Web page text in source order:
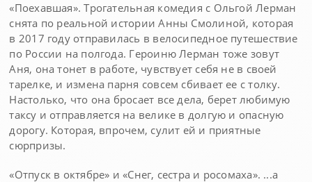
«Поехавшая». Трогательная комедия с Ольгой Лерман
снята по реальной истории Анны Смолиной, которая
в 2017 году отправилась в велосипедное путешествие
по России на полгода. Героиню Лерман тоже зовут
Аня, она тонет в работе, чувствует себя не в своей
тарелке, и измена парня совсем сбивает ее с толку.
Настолько, что она бросает все дела, берет любимую
таксу и отправляется на велике в долгую и опасную
дорогу. Которая, впрочем, сулит ей и приятные
сюрпризы.
«Отпуск в октябре» и «Снег, сестра и росомаха». ...а